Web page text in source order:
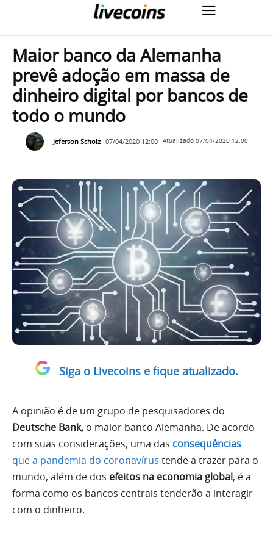
Maior banco da Alemanha
prevê adoção em massa de
dinheiro digital por bancos de
todo o mundo
Jeferson Scholz 07/04/2020 12:00 Atualizado 07/04/2020 12:00
Siga o Livecoins e fique atualizado.
A opinião é de um grupo de pesquisadores do
Deutsche Bank, o maior banco Alemanha. De acordo
com suas considerações, uma das consequências
que a pandemia do coronavírus tende a trazer para o
mundo, além de dos efeitos na economia global, é a
forma como os bancos centrais tenderão a interagir
com o dinheiro.